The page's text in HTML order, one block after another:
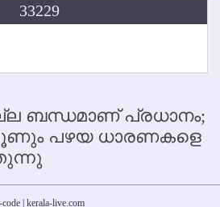
33229
ബന്ധമാണ് പ്രധാനം;
പഴയ ധാരണകളെ
code | kerala-live.com